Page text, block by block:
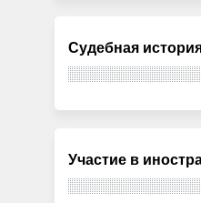
Судебная
Участие в